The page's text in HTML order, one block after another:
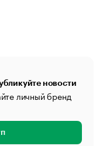
новости
личный бренд